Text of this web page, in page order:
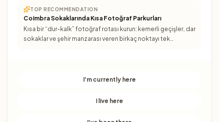
TOP RECOMMENDATION
Coimbra Sokaklarında Kısa Fotoğraf Parkurları
Kısa bir “dur-kalk” fotoğraf rotası kurun: kemerli geçişler, dar
sokaklar ve şehir manzarası veren birkaç noktayı tek
I'm currently here
I live here